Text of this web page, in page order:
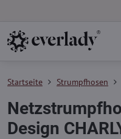
Startseite Strumpfhosen
Design